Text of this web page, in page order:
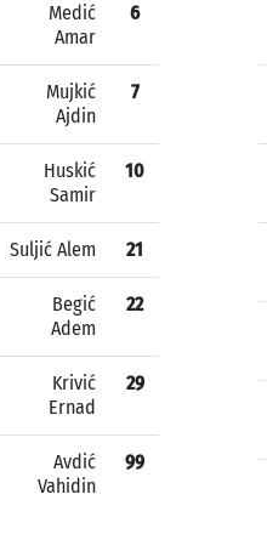
Medić
Amar
6
Mujkić
Ajdin
7
Huskić
Samir
10
Suljić Alem 21
Begić
Adem
22
Krivić
Ernad
29
Avdić
Vahidin
99